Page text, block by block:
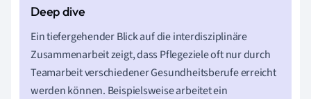
Ein tiefergehender Blick auf die interdisziplinäre
Zusammenarbeit zeigt, dass Pflegeziele oft nur durch
Teamarbeit verschiedener Gesundheitsberufe erreicht
werden können. Beispielsweise arbeitet ein